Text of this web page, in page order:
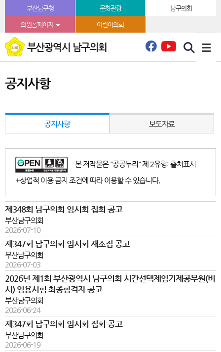
본문바로가기부산남구청 문화관광 남구의회
의원홈페이지 어린이의회
부산광역시 남구의회
공지사항
공지사항 보도자료
본 저작물은 "공공누리" 제 2유형: 출처표시
+상업적 이용 금지 조건에 따라 이용할 수 있습니다.
제348회 남구의회 임시회 집회 공고
부산남구의회
2026-07-10
제347회 남구의회 임시회 재소집 공고
부산남구의회
2026-07-03
2026년 제1회 부산광역시 남구의회 시간선택제임기제공무원(비
서) 임용시험 최종합격자 공고
부산남구의회
2026-06-24
제347회 남구의회 임시회 집회 공고
부산남구의회
2026-06-19